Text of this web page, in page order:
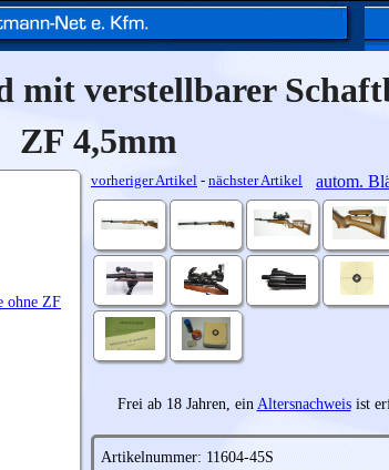
mit verstellbarer
ZF 4,5mm
vorheriger Artikel - nächster Artikel autom.
Frei ab 18 Jahren, ein Altersnachweisist
Artikelnummer: 11604-45S